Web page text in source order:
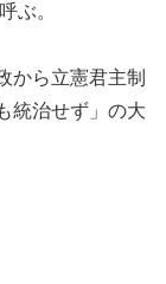
ぶ。
から立憲君主制
統治せず」の大